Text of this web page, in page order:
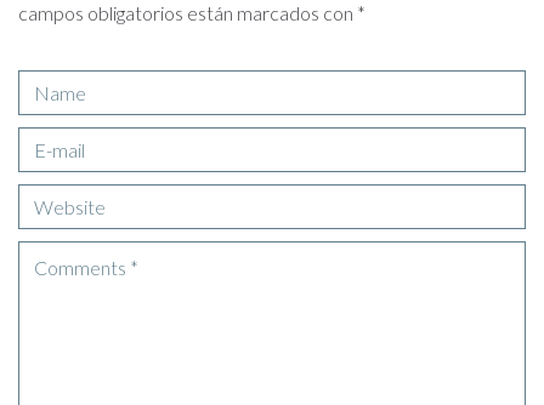
campos obligatorios están marcados con *